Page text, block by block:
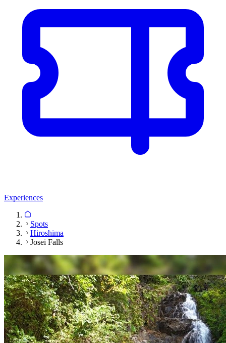
Experiences
Spots
Hiroshima
Josei Falls